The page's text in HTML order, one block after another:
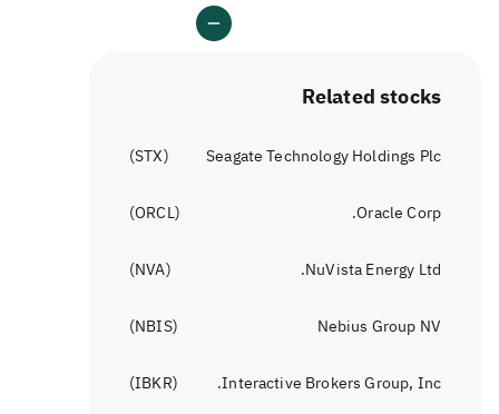
Related stocks
Seagate Technology Holdings Plc
(
STX
)
Oracle Corp.
(
ORCL
)
NuVista Energy Ltd.
(
NVA
)
Nebius Group NV
(
NBIS
)
Interactive Brokers Group, Inc.
(
IBKR
)